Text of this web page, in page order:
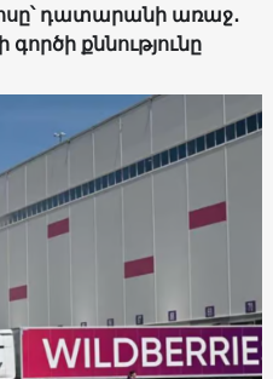
դատարանի առաջ․
քննությունը